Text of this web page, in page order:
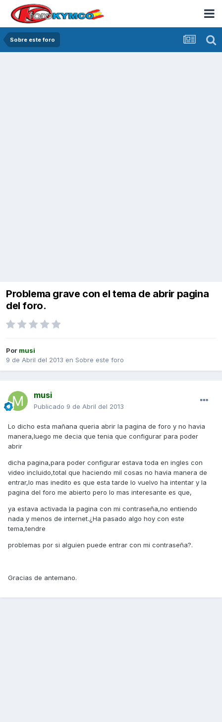
Sobre este foro
Problema grave con el tema de abrir pagina
del foro.
Por musi
9 de Abril del 2013 en Sobre este foro
musi
Publicado 9 de Abril del 2013
Lo dicho esta mañana queria abrir la pagina de foro y no havia
manera,luego me decia que tenia que configurar para poder
abrir
dicha pagina,para poder configurar estava toda en ingles con
video incluido,total que haciendo mil cosas no havia manera de
entrar,lo mas inedito es que esta tarde lo vuelvo ha intentar y la
pagina del foro me abierto pero lo mas interesante es que,
ya estava activada la pagina con mi contraseña,no entiendo
nada y menos de internet.¿Ha pasado algo hoy con este
tema,tendre
problemas por si alguien puede entrar con mi contraseña?.
Gracias de antemano.